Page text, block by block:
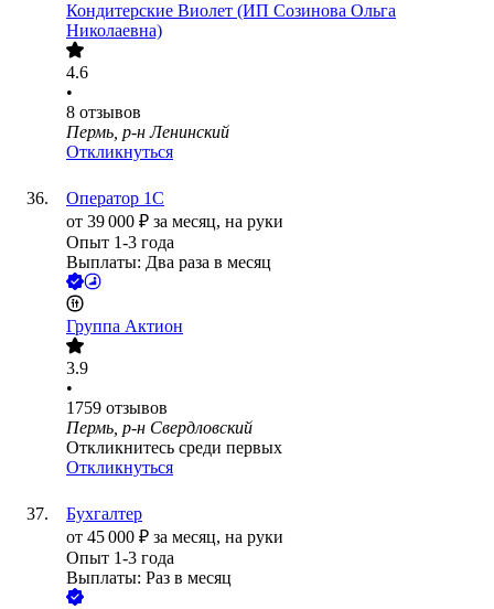
Кондитерские Виолет (ИП Созинова Ольга
Николаевна)
4.6
•
8 отзывов
Пермь, р-н Ленинский
Откликнуться
Оператор 1С
от 39 000 ₽ за месяц, на руки
Опыт 1-3 года
Выплаты: Два раза в месяц
Группа Актион
3.9
•
1759 отзывов
Пермь, р-н Свердловский
Откликнитесь среди первых
Откликнуться
Бухгалтер
от 45 000 ₽ за месяц, на руки
Опыт 1-3 года
Выплаты: Раз в месяц